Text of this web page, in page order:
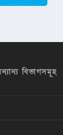
বিভাগসমূহ